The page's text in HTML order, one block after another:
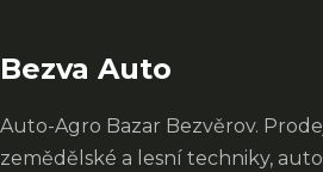
Bezva Auto
Auto-Agro Bazar Bezvěrov.
zemědělské a lesní techniky,